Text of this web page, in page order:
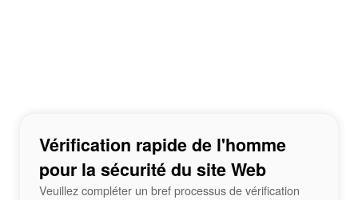
Vérification rapide de l'homme
pour la sécurité du site Web
Veuillez compléter un bref processus de vérification